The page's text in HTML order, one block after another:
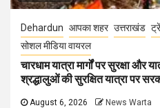
Dehardun आपका शहर उत्तराखंड
सोशल मीडिया वायरल
चारधाम यात्रा मार्गों पर सुरक्षा और
श्रद्धालुओं की सुरक्षित यात्रा पर
August 6, 2026 News Warta